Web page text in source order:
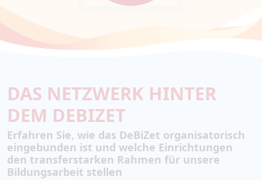
DAS NETZWERK HINTER
DEM DEBIZET
Erfahren Sie, wie das DeBiZet organisatorisch
eingebunden ist und welche Einrichtungen
den transferstarken Rahmen für unsere
Bildungsarbeit stellen